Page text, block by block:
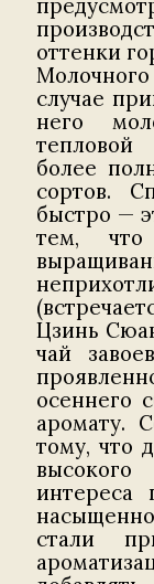
оттенки
случае
него
более
сортов.
быстро —
тем,
Цзинь
чай
осеннего
аромату.
тому, что
интереса
стали